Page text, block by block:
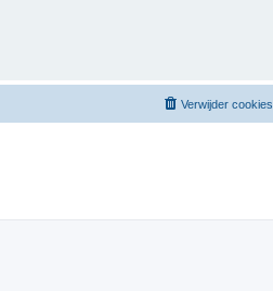
Verwijder cookies